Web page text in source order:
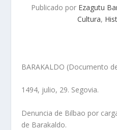
Publicado por Ezagutu
Cultura,
BARAKALDO (Documento
1494, julio, 29. Segovia.
Denuncia de Bilbao por
de Barakaldo.